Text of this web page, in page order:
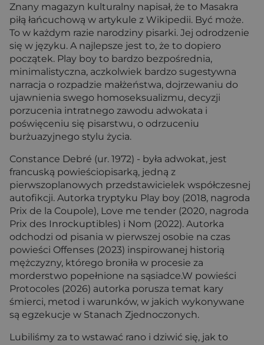
Znany magazyn kulturalny napisał, że to Masakra
piłą łańcuchową w artykule z Wikipedii. Być może.
To w każdym razie narodziny pisarki. Jej odrodzenie
się w języku. A najlepsze jest to, że to dopiero
początek. Play boy to bardzo bezpośrednia,
minimalistyczna, aczkolwiek bardzo sugestywna
narracja o rozpadzie małżeństwa, dojrzewaniu do
ujawnienia swego homoseksualizmu, decyzji
porzucenia intratnego zawodu adwokata i
poświęceniu się pisarstwu, o odrzuceniu
burżuazyjnego stylu życia.
Constance Debré (ur. 1972) - była adwokat, jest
francuską powieściopisarką, jedną z
pierwszoplanowych przedstawicielek współczesnej
autofikcji. Autorka tryptyku Play boy (2018, nagroda
Prix de la Coupole), Love me tender (2020, nagroda
Prix des Inrockuptibles) i Nom (2022). Autorka
odchodzi od pisania w pierwszej osobie na czas
powieści Offenses (2023) inspirowanej historią
mężczyzny, którego broniła w procesie za
morderstwo popełnione na sąsiadce.W powieści
Protocoles (2026) autorka porusza temat kary
śmierci, metod i warunków, w jakich wykonywane
są egzekucje w Stanach Zjednoczonych.
Lubiliśmy za to wstawać rano i dziwić się, jak to